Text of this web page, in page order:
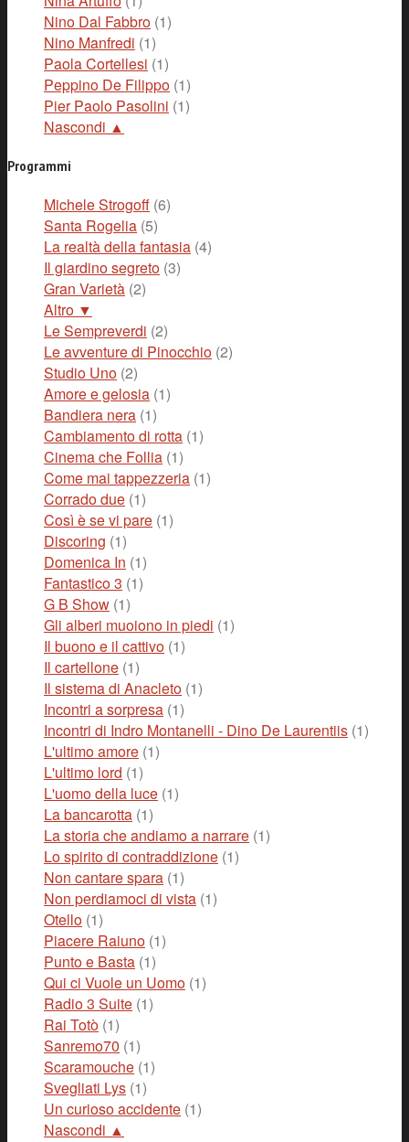
Nino Dal Fabbro (1)
Nino Manfredi (1)
Paola Cortellesi (1)
Peppino De Filippo (1)
Pier Paolo Pasolini (1)
Nascondi ▲
Programmi
Michele Strogoff (6)
Santa Rogelia (5)
La realtà della fantasia (4)
Il giardino segreto (3)
Gran Varietà (2)
Altro ▼
Le Sempreverdi (2)
Le avventure di Pinocchio (2)
Studio Uno (2)
Amore e gelosia (1)
Bandiera nera (1)
Cambiamento di rotta (1)
Cinema che Follia (1)
Come mai tappezzeria (1)
Corrado due (1)
Così è se vi pare (1)
Discoring (1)
Domenica In (1)
Fantastico 3 (1)
G B Show (1)
Gli alberi muoiono in piedi (1)
Il buono e il cattivo (1)
Il cartellone (1)
Il sistema di Anacleto (1)
Incontri a sorpresa (1)
Incontri di Indro Montanelli - Dino De Laurentiis (1)
L'ultimo amore (1)
L'ultimo lord (1)
L'uomo della luce (1)
La bancarotta (1)
La storia che andiamo a narrare (1)
Lo spirito di contraddizione (1)
Non cantare spara (1)
Non perdiamoci di vista (1)
Otello (1)
Piacere Raiuno (1)
Punto e Basta (1)
Qui ci Vuole un Uomo (1)
Radio 3 Suite (1)
Rai Totò (1)
Sanremo70 (1)
Scaramouche (1)
Svegliati Lys (1)
Un curioso accidente (1)
Nascondi ▲